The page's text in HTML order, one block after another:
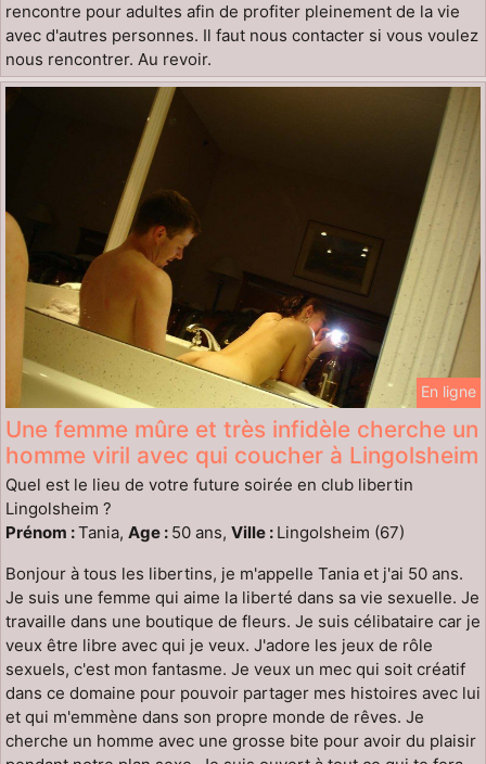
rencontre pour adultes afin de profiter pleinement de la vie
avec d'autres personnes. Il faut nous contacter si vous voulez
nous rencontrer. Au revoir.
En ligne
Une femme mûre et très infidèle cherche un
homme viril avec qui coucher à Lingolsheim
Quel est le lieu de votre future soirée en club libertin
Lingolsheim ?
Prénom :Tania, Age : 50 ans, Ville : Lingolsheim (67)
Bonjour à tous les libertins, je m'appelle Tania et j'ai 50 ans.
Je suis une femme qui aime la liberté dans sa vie sexuelle. Je
travaille dans une boutique de fleurs. Je suis célibataire car je
veux être libre avec qui je veux. J'adore les jeux de rôle
sexuels, c'est mon fantasme. Je veux un mec qui soit créatif
dans ce domaine pour pouvoir partager mes histoires avec lui
et qui m'emmène dans son propre monde de rêves. Je
cherche un homme avec une grosse bite pour avoir du plaisir